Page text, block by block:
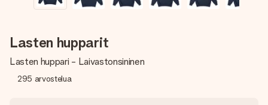
Lasten hupparit
Lasten huppari - Laivastonsininen
295 arvostelua